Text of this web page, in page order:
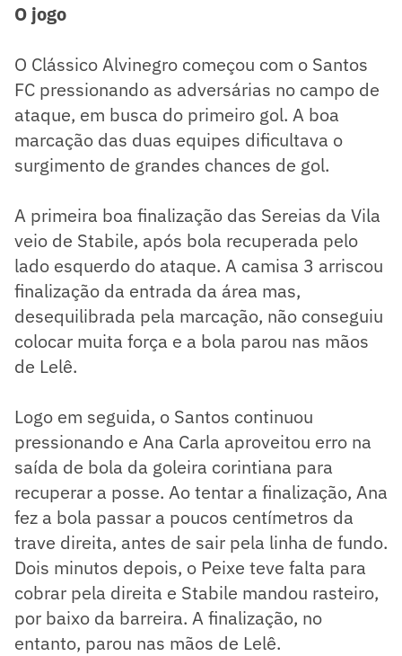
O jogo
O Clássico Alvinegro começou com o Santos
FC pressionando as adversárias no campo de
ataque, em busca do primeiro gol. A boa
marcação das duas equipes dificultava o
surgimento de grandes chances de gol.
A primeira boa finalização das Sereias da Vila
veio de Stabile, após bola recuperada pelo
lado esquerdo do ataque. A camisa 3 arriscou
finalização da entrada da área mas,
desequilibrada pela marcação, não conseguiu
colocar muita força e a bola parou nas mãos
de Lelê.
Logo em seguida, o Santos continuou
pressionando e Ana Carla aproveitou erro na
saída de bola da goleira corintiana para
recuperar a posse. Ao tentar a finalização, Ana
fez a bola passar a poucos centímetros da
trave direita, antes de sair pela linha de fundo.
Dois minutos depois, o Peixe teve falta para
cobrar pela direita e Stabile mandou rasteiro,
por baixo da barreira. A finalização, no
entanto, parou nas mãos de Lelê.